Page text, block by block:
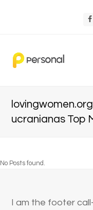
ucranianas Top
No Posts found.
I am the footer